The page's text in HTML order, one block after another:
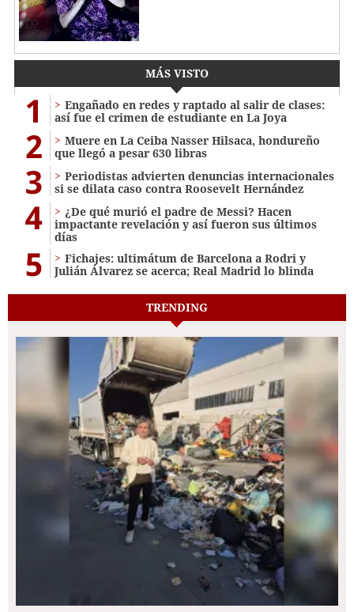
MÁS VISTO
1
Engañado en redes y raptado al salir de clases:
así fue el crimen de estudiante en La Joya
2
Muere en La Ceiba Nasser Hilsaca, hondureño
que llegó a pesar 630 libras
3
Periodistas advierten denuncias internacionales
si se dilata caso contra Roosevelt Hernández
4
¿De qué murió el padre de Messi? Hacen
impactante revelación y así fueron sus últimos
días
5
Fichajes: ultimátum de Barcelona a Rodri y
Julián Álvarez se acerca; Real Madrid lo blinda
TRENDING